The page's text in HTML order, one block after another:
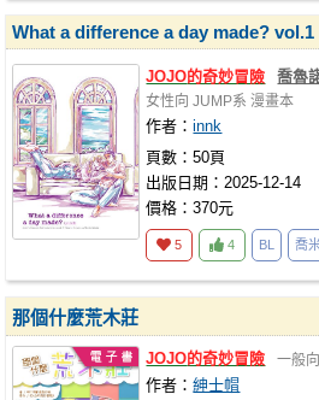
What a difference a day made? vol.1
JOJO的奇妙冒險 喬魯
女性向 JUMP系 漫畫本
作者：innk
頁數：50頁
出版日期：2025-12-14
價格：370元
5 4 BL 喬
那個什麼荒木莊
JOJO的奇妙冒險 一般向
作者：紳士帽